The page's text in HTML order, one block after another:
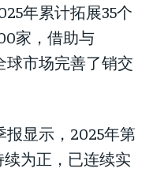
年累计拓展35个
家，借助与
球市场完善了销交
报显示，2025年第
为正，已连续实